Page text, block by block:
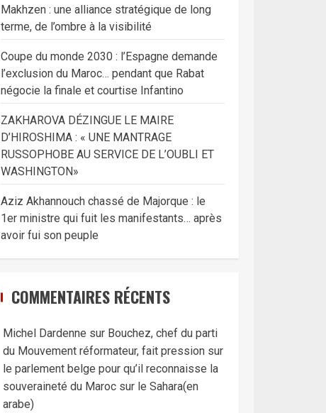
Makhzen : une alliance stratégique de long
terme, de l’ombre à la visibilité
Coupe du monde 2030 : l’Espagne demande
l’exclusion du Maroc… pendant que Rabat
négocie la finale et courtise Infantino
ZAKHAROVA DÉZINGUE LE MAIRE
D’HIROSHIMA : « UNE MANTRAGE
RUSSOPHOBE AU SERVICE DE L’OUBLI ET
WASHINGTON»
Aziz Akhannouch chassé de Majorque : le
1er ministre qui fuit les manifestants… après
avoir fui son peuple
COMMENTAIRES RÉCENTS
Michel Dardenne sur Bouchez, chef du parti
du Mouvement réformateur, fait pression sur
le parlement belge pour qu’il reconnaisse la
souveraineté du Maroc sur le Sahara(en
arabe)